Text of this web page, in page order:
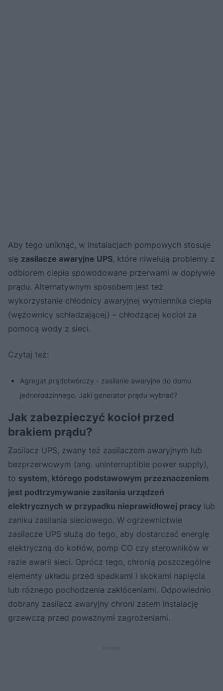
Aby tego uniknąć, w instalacjach pompowych stosuje
się zasilacze awaryjne UPS, które niwelują problemy z
odbiorem ciepła spowodowane przerwami w dopływie
prądu. Alternatywnym sposobem jest też
wykorzystanie chłodnicy awaryjnej wymiennika ciepła
(wężownicy schładzającej) – chłodzącej kocioł za
pomocą wody z sieci.
Czytaj też:
Agregat prądotwórczy - zasilanie awaryjne do domu
jednorodzinnego. Jaki generator prądu wybrać?
Jak zabezpieczyć kocioł przed
brakiem prądu?
Zasilacz UPS, zwany też zasilaczem awaryjnym lub
bezprzerwowym (ang. uninterruptible power supply),
to system, którego podstawowym przeznaczeniem
jest podtrzymywanie zasilania urządzeń
elektrycznych w przypadku nieprawidłowej pracy lub
zaniku zasilania sieciowego. W ogrzewnictwie
zasilacze UPS służą do tego, aby dostarczać energię
elektryczną do kotłów, pomp CO czy sterowników w
razie awarii sieci. Oprócz tego, chronią poszczególne
elementy układu przed spadkami i skokami napięcia
lub różnego pochodzenia zakłóceniami. Odpowiednio
dobrany zasilacz awaryjny chroni zatem instalację
grzewczą przed poważnymi zagrożeniami.